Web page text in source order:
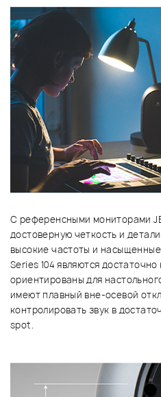
С референсными мониторами
достоверную четкость и
высокие частоты и
Series 104 являются
ориентированы для
имеют плавный вне-осевой
контролировать звук в
spot.